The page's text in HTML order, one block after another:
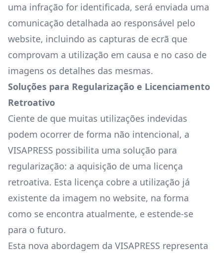
uma infração for identificada, será enviada uma
comunicação detalhada ao responsável pelo
website, incluindo as capturas de ecrã que
comprovam a utilização em causa e no caso de
imagens os detalhes das mesmas.
Soluções para Regularização e Licenciamento
Retroativo
Ciente de que muitas utilizações indevidas
podem ocorrer de forma não intencional, a
VISAPRESS possibilita uma solução para
regularização: a aquisição de uma licença
retroativa. Esta licença cobre a utilização já
existente da imagem no website, na forma
como se encontra atualmente, e estende-se
para o futuro.
Esta nova abordagem da VISAPRESS representa